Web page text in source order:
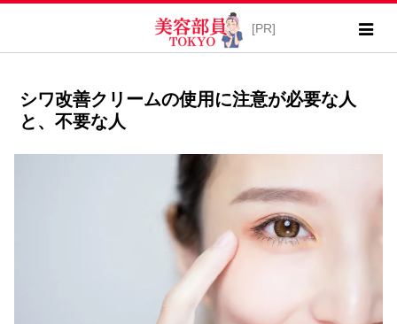
シワ改善クリームの使用に注意が必要な人
と、不要な人